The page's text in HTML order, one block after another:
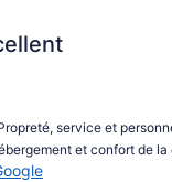
service et
et confort de la